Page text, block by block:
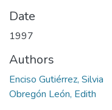
Date
1997
Authors
Enciso Gutiérrez, Silvia
Obregón León, Edith